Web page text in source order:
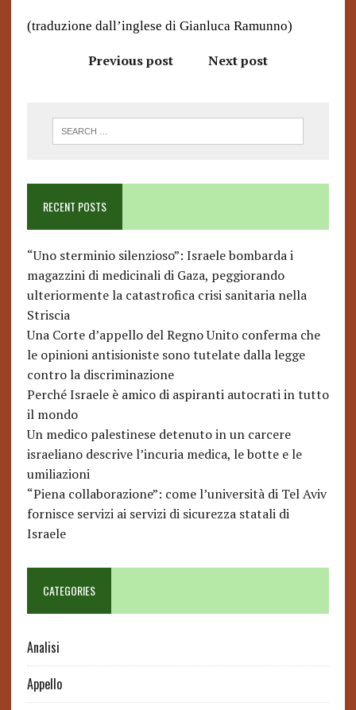
(traduzione dall’inglese di Gianluca Ramunno)
Previous post Next post
RECENT POSTS
“Uno sterminio silenzioso”: Israele bombarda i
magazzini di medicinali di Gaza, peggiorando
ulteriormente la catastrofica crisi sanitaria nella
Striscia
Una Corte d’appello del Regno Unito conferma che
le opinioni antisioniste sono tutelate dalla legge
contro la discriminazione
Perché Israele è amico di aspiranti autocrati in tutto
il mondo
Un medico palestinese detenuto in un carcere
israeliano descrive l’incuria medica, le botte e le
umiliazioni
“Piena collaborazione”: come l’università di Tel Aviv
fornisce servizi ai servizi di sicurezza statali di
Israele
CATEGORIES
Analisi
Appello